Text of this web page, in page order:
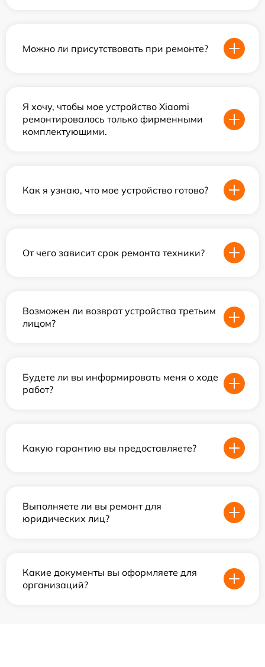
Можно ли присутствовать при ремонте?
Я хочу, чтобы мое устройство Xiaomi
ремонтировалось только фирменными
комплектующими.
Как я узнаю, что мое устройство готово?
От чего зависит срок ремонта техники?
Возможен ли возврат устройства третьим
лицом?
Будете ли вы информировать меня о ходе
работ?
Какую гарантию вы предоставляете?
Выполняете ли вы ремонт для
юридических лиц?
Какие документы вы оформляете для
организаций?